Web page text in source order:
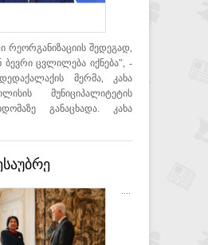
რეორგანიზაციის შედეგად,
ბევრი ცვლილება იქნება", -
მერმა, კახა
მუნიციპალიტეტის
განაცხადა. კახა
მიუღებელია
ძალადობა -